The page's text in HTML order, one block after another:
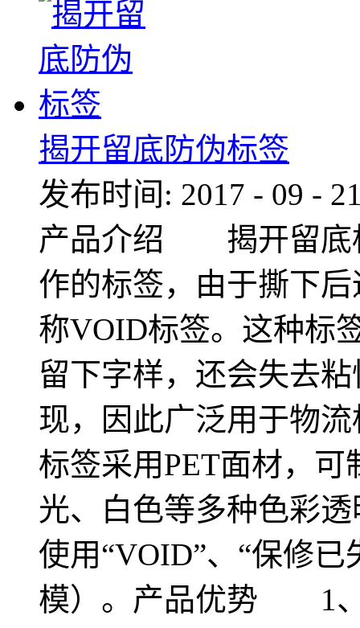
揭开留底防伪标签
发布时间: 2017 - 09 -
产品介绍 揭开留底
作的标签，由于撕下
称VOID标签。这种标
留下字样，还会失去
现，因此广泛用于物
标签采用PET面材，
光、白色等多种色彩
使用“VOID”、“保修
模）。产品优势 1、